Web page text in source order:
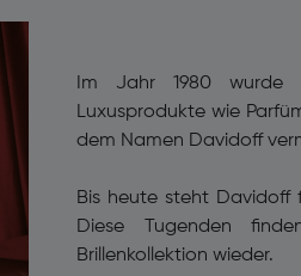
Im Jahr 1980 wurde
Luxusprodukte wie
dem Namen Davidoff
Bis heute steht Davidoff
Diese Tugenden
Brillenkollektion wieder.